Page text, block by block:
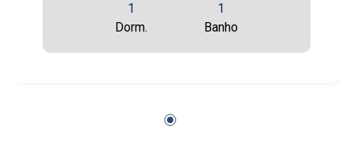
21
17:00
1
Dorm.
1
Banho